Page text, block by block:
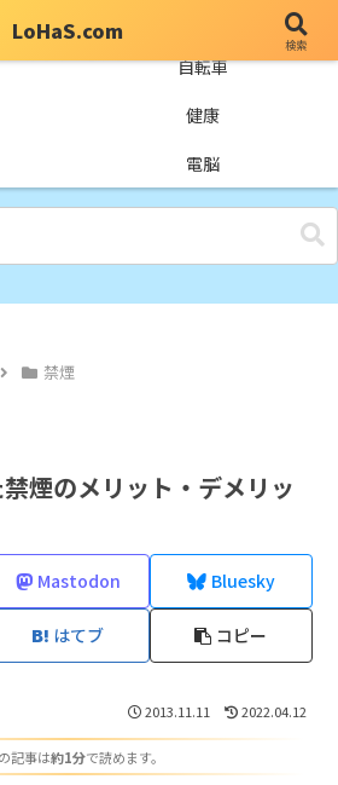
自転車
健康
電脳
禁煙
煙のメリット・デメリッ
Mastodon Bluesky
はてブ コピー
2013.11.11 2022.04.12
記事は約1分で読めます。
LoHaS.com
検索